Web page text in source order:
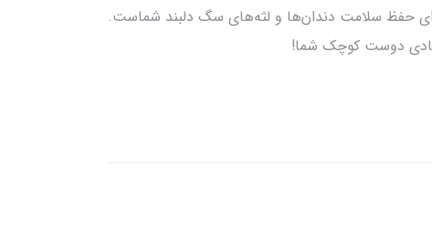
حفظ سلامت دندان‌ها و لثه‌های سگ‌ دلبند شماست.
شادی دوست کوچک شما!